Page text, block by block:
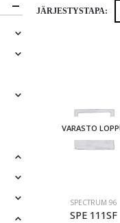
JÄRJESTYSTAPA:
VARASTO
SPECTRUM 96
SPE 111SF